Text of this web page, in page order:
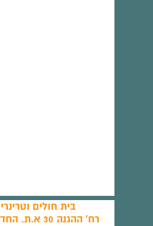
בית חולים
רח' ההגנה 30 א.ת. החדש, ראשון לציון